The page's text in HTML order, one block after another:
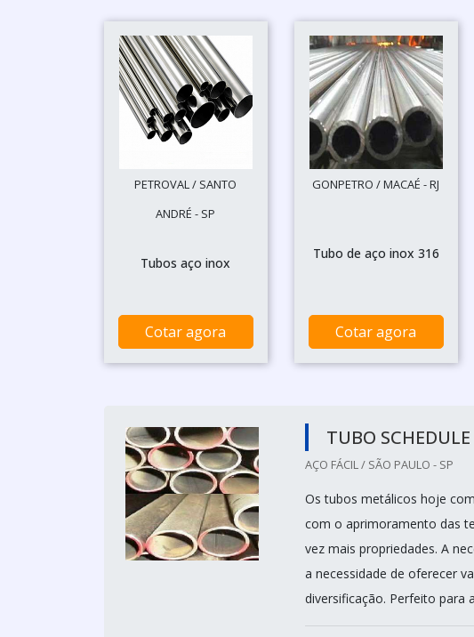
PETROVAL / SANTO
ANDRÉ - SP
Tubos aço inox
Cotar agora
GONPETRO / MACAÉ - RJ
Tubo de aço inox 316
Cotar agora
TUBO SCHEDULE
AÇO FÁCIL / SÃO PAULO - SP
Os tubos metálicos hoje
com o aprimoramento das
vez mais propriedades. A
a necessidade de oferecer
diversificação. Perfeito para